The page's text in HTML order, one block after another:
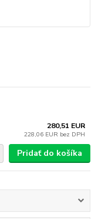
280,51 EUR
228,06 EUR bez DPH
Pridať do košíka